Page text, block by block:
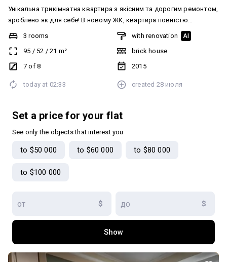
Унікальна трикімнатна квартира з якісним та дорогим ремонтом,
зроблено як для себе! В новому ЖК, квартира повністю
облаштована та готова до заселення! У квартирі є Автономне
газове опалення! що дає змогу не тільки економити на
комунальних платежах, але і бути більш автономним! Квартира
дворівнева, якісні та зручні ясенові сходи. Затишний та тихий
3 rooms
95 / 52 / 21 m²
7 of 8
with renovation AI
brick house
2015
today at 02:33 created 28 июля
Set a price for your flat
See only the objects that interest you
to $50 000 to $60 000 to $80 000
to $100 000
$ $
Show